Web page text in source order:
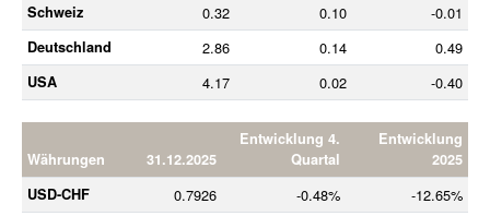
Schweiz
0.32 0.10 -0.01
Deutschland 2.86 0.14 0.49
USA 4.17 0.02 -0.40
Währungen 31.12.2025
Entwicklung 4.
Quartal
Entwicklung
2025
USD-CHF
0.7926 -0.48% -12.65%